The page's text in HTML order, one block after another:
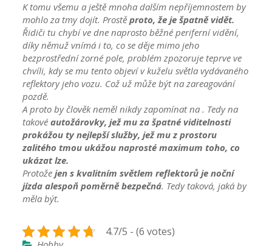
K tomu všemu a ještě mnoha dalším nepříjemnostem by
mohlo za tmy dojít. Prostěproto, že je špatně vidět.
Řidiči tu chybí ve dne naprosto běžné periferní vidění,
díky němuž vnímá i to, co se děje mimo jeho
bezprostřední zorné pole, problém zpozoruje teprve ve
chvíli, kdy se mu tento objeví v kuželu světla vydávaného
reflektory jeho vozu. Což už může být na zareagování
pozdě.
A proto by člověk neměl nikdy zapomínat na. Tedy na
takovéautožárovky, jež mu za špatné viditelnosti
prokážou ty nejlepší služby, jež mu z prostoru
zalitého tmou ukážou naprosté maximum toho, co
ukázat lze.
Protožejen s kvalitním světlem reflektorů je noční
jízda alespoň poměrně bezpečná. Tedy taková, jaká by
měla být.
4.7/5 - (6 votes)